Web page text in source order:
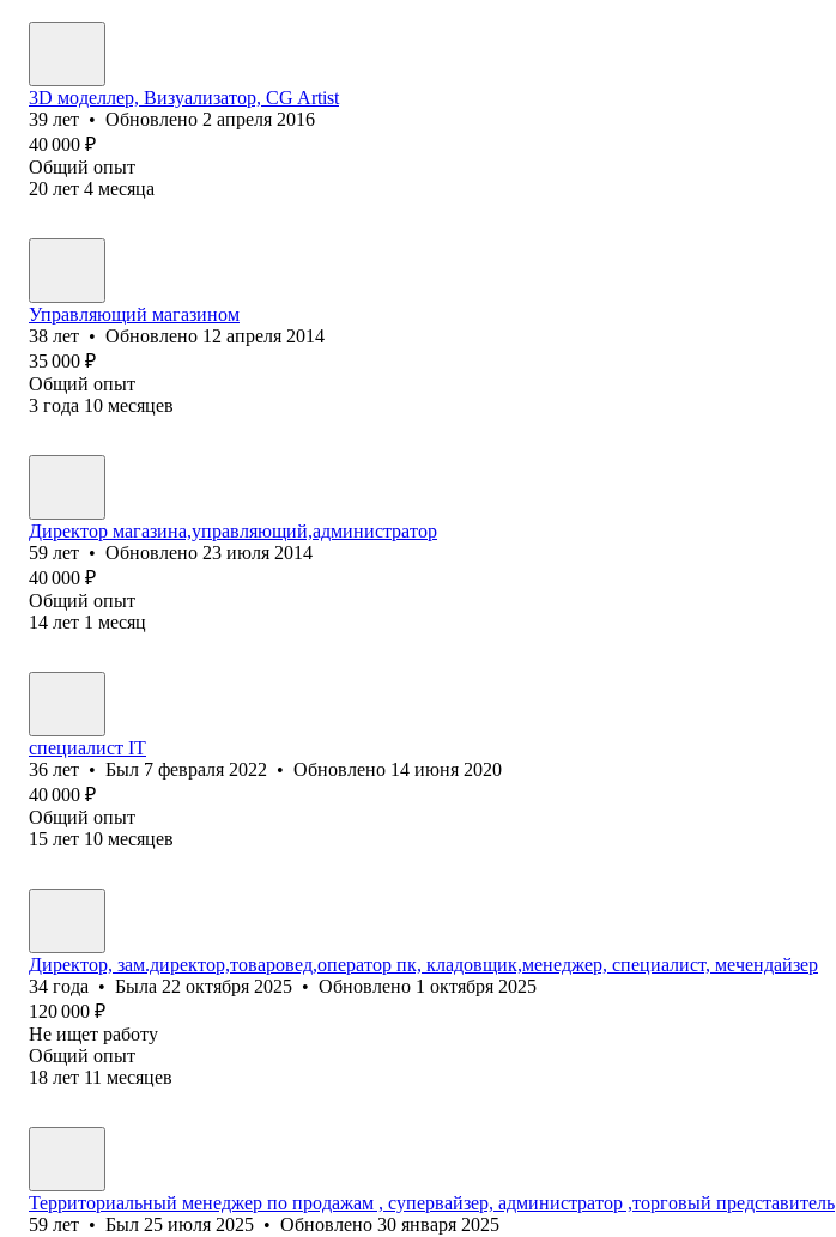
3D моделлер, Визуализатор, CG Artist
39 лет • Обновлено 2 апреля 2016
40 000 ₽
Общий опыт
20 лет 4 месяца
Управляющий магазином
38 лет • Обновлено 12 апреля 2014
35 000 ₽
Общий опыт
3 года 10 месяцев
Директор магазина,управляющий,администратор
59 лет • Обновлено 23 июля 2014
40 000 ₽
Общий опыт
14 лет 1 месяц
специалист IT
36 лет • Был 7 февраля 2022 • Обновлено 14 июня 2020
40 000 ₽
Общий опыт
15 лет 10 месяцев
Директор, зам.директор,товаровед,оператор пк, кладовщик,менеджер, специалист, мечендайзер
34 года • Была 22 октября 2025 • Обновлено 1 октября 2025
120 000 ₽
Не ищет работу
Общий опыт
18 лет 11 месяцев
Территориальный менеджер по продажам , супервайзер, администратор ,торговый представитель
59 лет • Был 25 июля 2025 • Обновлено 30 января 2025